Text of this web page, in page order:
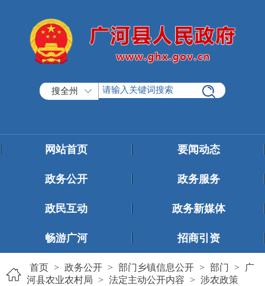
搜全州
网站首页 要闻动态
政务公开 政务服务
政民互动 政务新媒体
畅游广河 招商引资
首页 > 政务公开 > 部门乡镇信息公开 > 部门 >
广
河县农业农村局 > 法定主动公开内容 > 涉农政策